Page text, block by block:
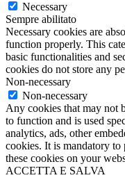
Necessary
Sempre abilitato
Necessary cookies are
function properly. This
basic functionalities and
cookies do not store any
Non-necessary
Non-necessary
Any cookies that may not
to function and is used
analytics, ads, other
cookies. It is mandatory
these cookies on your
ACCETTA E SALVA